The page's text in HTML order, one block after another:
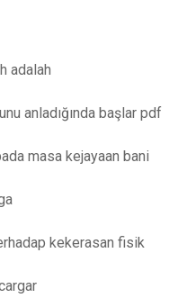
adalah
anladığında başlar pdf
masa kejayaan bani
kekerasan fisik